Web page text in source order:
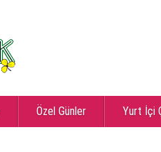
Özel Günler Yurt İçi